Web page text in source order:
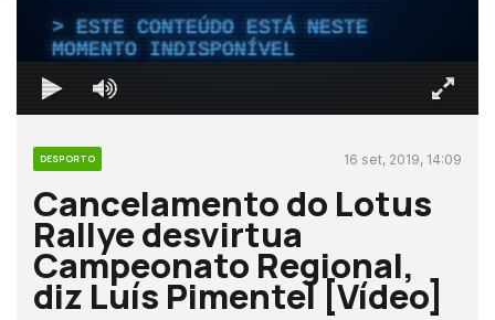
ESTE CONTEÚDO ESTÁ NESTE
MOMENTO INDISPONÍVEL
DESPORTO 16 set, 2019, 14:09
Cancelamento do Lotus
Rallye desvirtua
Campeonato Regional,
diz Luís Pimentel [Vídeo]